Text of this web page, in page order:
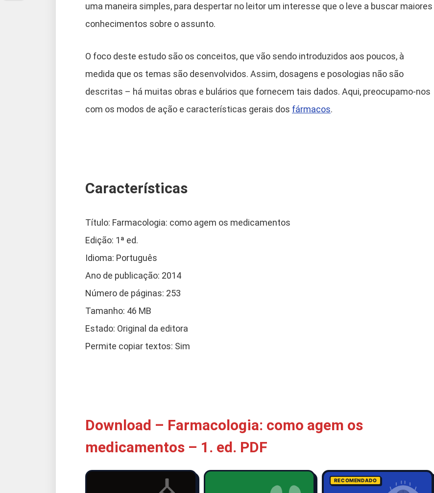
uma maneira simples, para despertar no leitor um interesse que o leve a buscar maiores
conhecimentos sobre o assunto.
O foco deste estudo são os conceitos, que vão sendo introduzidos aos poucos, à
medida que os temas são desenvolvidos. Assim, dosagens e posologias não são
descritas – há muitas obras e bulários que fornecem tais dados. Aqui, preocupamo-nos
com os modos de ação e características gerais dos fármacos.
Características
Título: Farmacologia: como agem os medicamentos
Edição: 1ª ed.
Idioma: Português
Ano de publicação: 2014
Número de páginas: 253
Tamanho: 46 MB
Estado: Original da editora
Permite copiar textos: Sim
Download – Farmacologia: como agem os
medicamentos – 1. ed. PDF
RECOMENDADO